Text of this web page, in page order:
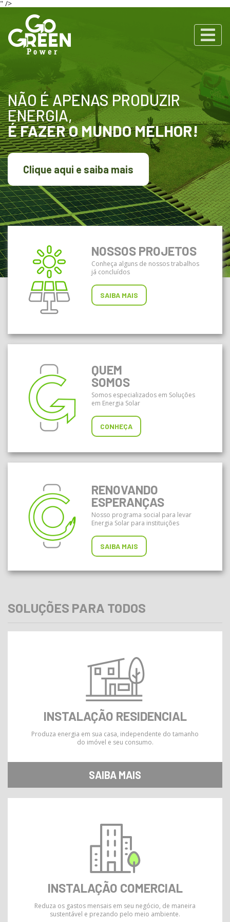
" />
NÃO É APENAS PRODUZIR
ENERGIA,
É FAZER O MUNDO MELHOR!
Clique aqui e saiba mais
NOSSOS PROJETOS
Conheça alguns de nossos trabalhos
já concluídos
SAIBA MAIS
QUEM
SOMOS
Somos especializados em Soluções
em Energia Solar
CONHEÇA
RENOVANDO
ESPERANÇAS
Nosso programa social para levar
Energia Solar para instituições
SAIBA MAIS
SOLUÇÕES PARA TODOS
INSTALAÇÃO RESIDENCIAL
Produza energia em sua casa, independente do tamanho
do imóvel e seu consumo.
SAIBA MAIS
INSTALAÇÃO COMERCIAL
Reduza os gastos mensais em seu negócio, de maneira
sustentável e prezando pelo meio ambiente.